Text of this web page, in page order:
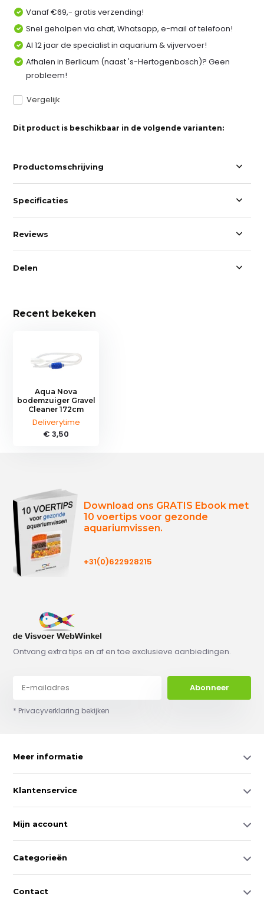
Vanaf €69,- gratis verzending!
Snel geholpen via chat, Whatsapp, e-mail of telefoon!
Al 12 jaar de specialist in aquarium & vijvervoer!
Afhalen in Berlicum (naast 's-Hertogenbosch)? Geen
probleem!
Vergelijk
Dit product is beschikbaar in de volgende varianten:
Productomschrijving
Specificaties
Reviews
Delen
Recent bekeken
Aqua Nova
bodemzuiger Gravel
Cleaner 172cm
Deliverytime
€ 3,50
Download ons GRATIS Ebook met
10 voertips voor gezonde
aquariumvissen.
+31(0)622928215
Ontvang extra tips en af en toe exclusieve aanbiedingen.
Abonneer
* Privacyverklaring bekijken
Meer informatie
Klantenservice
Mijn account
Categorieën
Contact